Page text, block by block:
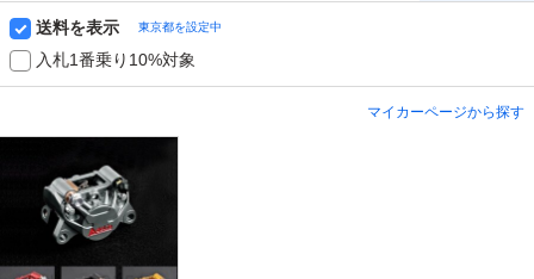
送料を表示 東京都を設定中
入札1番乗り10%対象
マイカーページから探す